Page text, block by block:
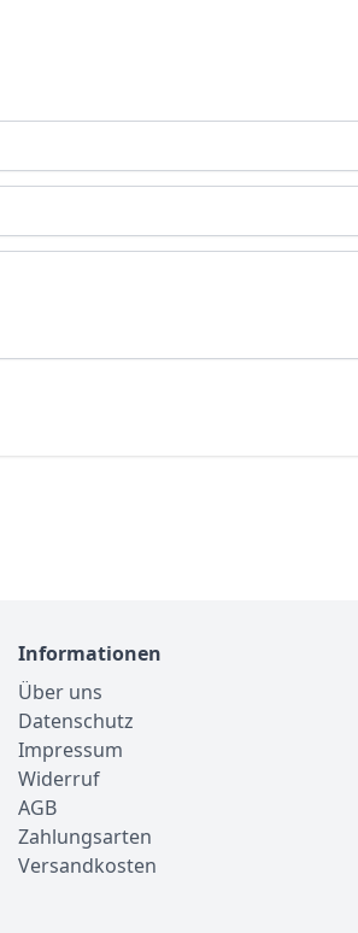
Informationen
Über uns
Datenschutz
Impressum
Widerruf
AGB
Zahlungsarten
Versandkosten